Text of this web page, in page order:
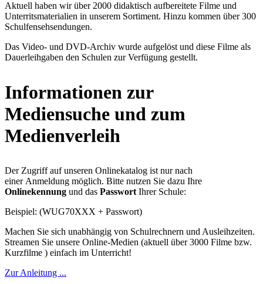
Aktuell haben wir über 2000 didaktisch aufbereitete Filme und
Unterritsmaterialien in unserem Sortiment. Hinzu kommen über 300
Schulfensehsendungen.
Das Video- und DVD-Archiv wurde aufgelöst und diese Filme als
Dauerleihgaben den Schulen zur Verfügung gestellt.
Informationen zur
Mediensuche und zum
Medienverleih
Der Zugriff auf unseren Onlinekatalog ist nur nach
einer Anmeldung möglich. Bitte nutzen Sie dazu Ihre
Onlinekennung und das Passwort Ihrer Schule:
Beispiel: (WUG70XXX + Passwort)
Machen Sie sich unabhängig von Schulrechnern und Ausleihzeiten.
Streamen Sie unsere Online-Medien (aktuell über 3000 Filme bzw.
Kurzfilme ) einfach im Unterricht!
Zur Anleitung ...